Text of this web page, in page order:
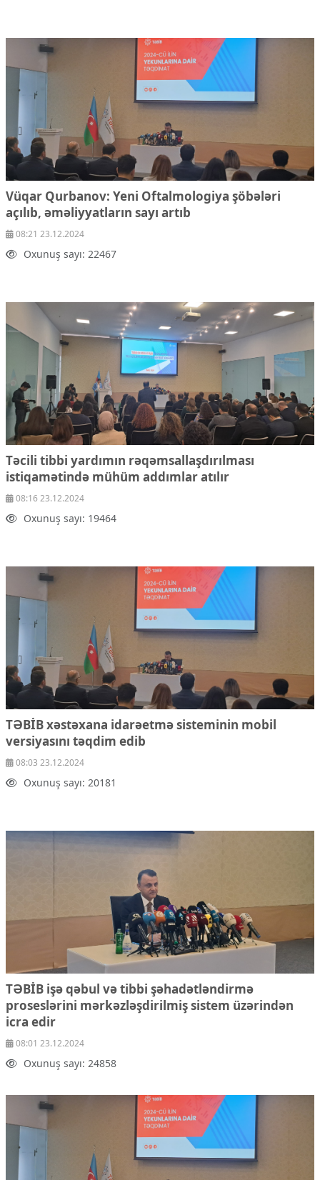
Vüqar Qurbanov: Yeni Oftalmologiya şöbələri
açılıb, əməliyyatların sayı artıb
08:21 23.12.2024
Oxunuş sayı: 22467
Təcili tibbi yardımın rəqəmsallaşdırılması
istiqamətində mühüm addımlar atılır
08:16 23.12.2024
Oxunuş sayı: 19464
TƏBİB xəstəxana idarəetmə sisteminin mobil
versiyasını təqdim edib
08:03 23.12.2024
Oxunuş sayı: 20181
TƏBİB işə qəbul və tibbi şəhadətləndirmə
proseslərini mərkəzləşdirilmiş sistem üzərindən
icra edir
08:01 23.12.2024
Oxunuş sayı: 24858